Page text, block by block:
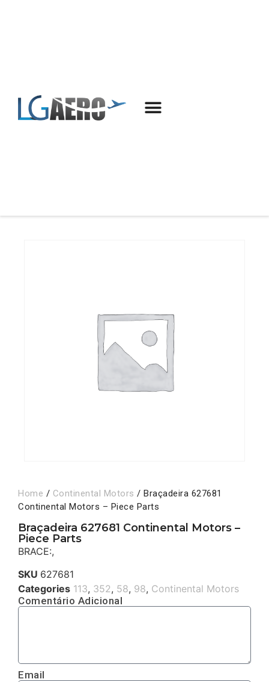
Home / Continental Motors / Braçadeira 627681
Continental Motors – Piece Parts
Braçadeira 627681 Continental Motors –
Piece Parts
BRACE:,
SKU 627681
Categories 113, 352, 58, 98, Continental Motors
Comentário Adicional
Email